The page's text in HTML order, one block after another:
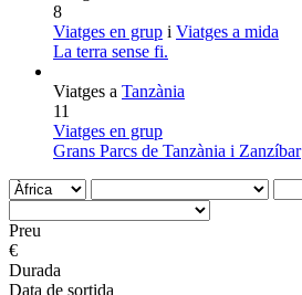
8
Viatges en grup i Viatges a mida
La terra sense fi.
Viatges a Tanzània
11
Viatges en grup
Grans Parcs de Tanzània i Zanzíbar
Preu
€
Durada
Data de sortida